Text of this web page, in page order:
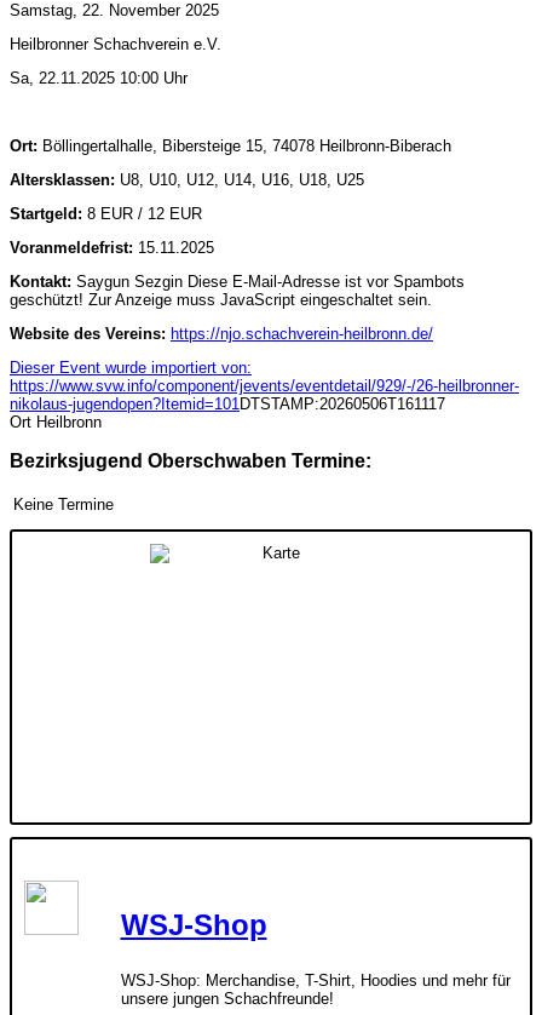
Samstag, 22. November 2025
Heilbronner Schachverein e.V.
Sa, 22.11.2025 10:00 Uhr
Ort: Böllingertalhalle, Bibersteige 15, 74078 Heilbronn-Biberach
Altersklassen: U8, U10, U12, U14, U16, U18, U25
Startgeld: 8 EUR / 12 EUR
Voranmeldefrist: 15.11.2025
Kontakt: Saygun Sezgin Diese E-Mail-Adresse ist vor Spambots
geschützt! Zur Anzeige muss JavaScript eingeschaltet sein.
Website des Vereins: https://njo.schachverein-heilbronn.de/
Dieser Event wurde importiert von:
https://www.svw.info/component/jevents/eventdetail/929/-/26-heilbronner-
nikolaus-jugendopen?Itemid=101DTSTAMP:20260506T161117
Ort Heilbronn
Bezirksjugend Oberschwaben Termine:
Keine Termine
WSJ-Shop
WSJ-Shop: Merchandise, T-Shirt, Hoodies und mehr für
unsere jungen Schachfreunde!